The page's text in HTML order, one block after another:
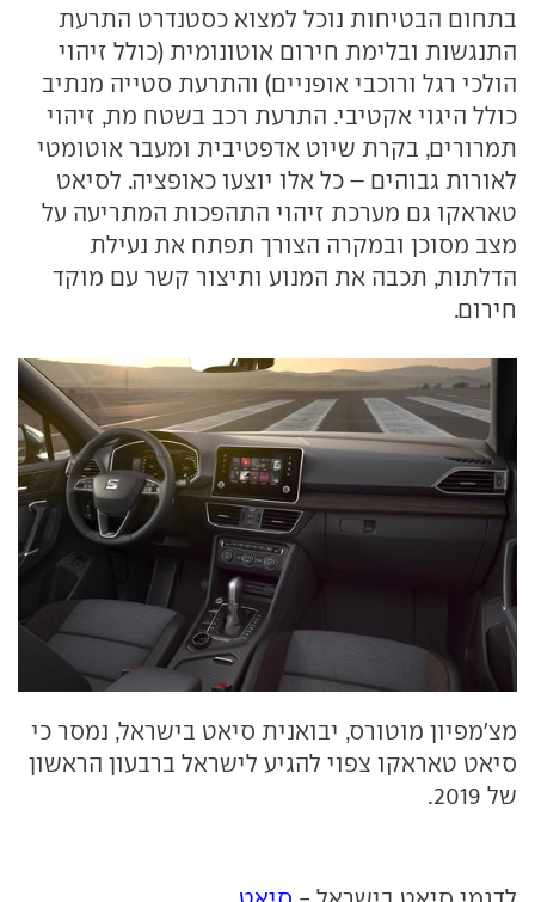
בתחום הבטיחות נוכל למצוא כסטנדרט התרעת
התנגשות ובלימת חירום אוטונומית (כולל זיהוי
הולכי רגל ורוכבי אופניים) והתרעת סטייה מנתיב
כולל היגוי אקטיבי. התרעת רכב בשטח מת, זיהוי
תמרורים, בקרת שיוט אדפטיבית ומעבר אוטומטי
לאורות גבוהים – כל אלו יוצעו כאופציה. לסיאט
טאראקו גם מערכת זיהוי התהפכות המתריעה על
מצב מסוכן ובמקרה הצורך תפתח את נעילת
הדלתות, תכבה את המנוע ותיצור קשר עם מוקד
חירום.
מצ'מפיון מוטורס, יבואנית סיאט בישראל, נמסר כי
סיאט טאראקו צפוי להגיע לישראל ברבעון הראשון
של 2019.